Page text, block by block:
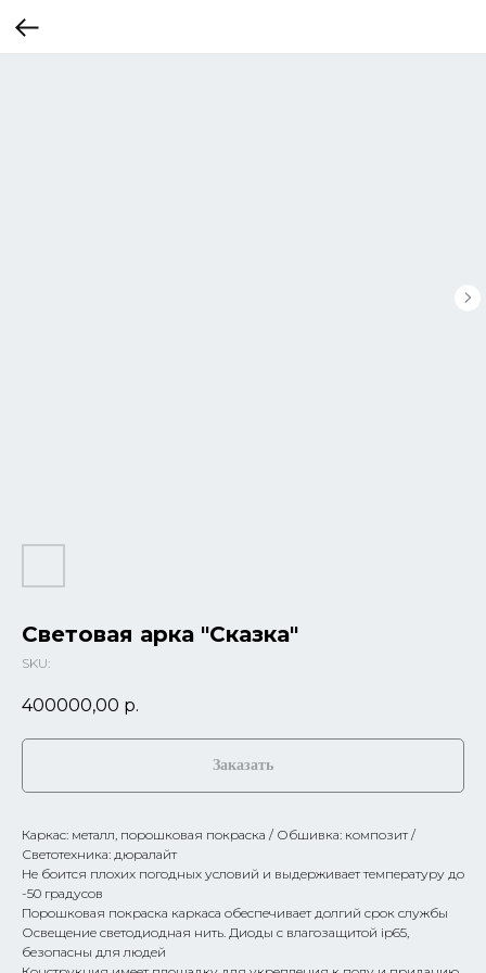
Световая арка "Сказка"
SKU:
400000,00 р.
Заказать
Каркас: металл, порошковая покраска / Обшивка: композит /
Светотехника: дюралайт
Не боится плохих погодных условий и выдерживает температуру до
-50 градусов
Порошковая покраска каркаса обеспечивает долгий срок службы
Освещение светодиодная нить. Диоды с влагозащитой ip65,
безопасны для людей